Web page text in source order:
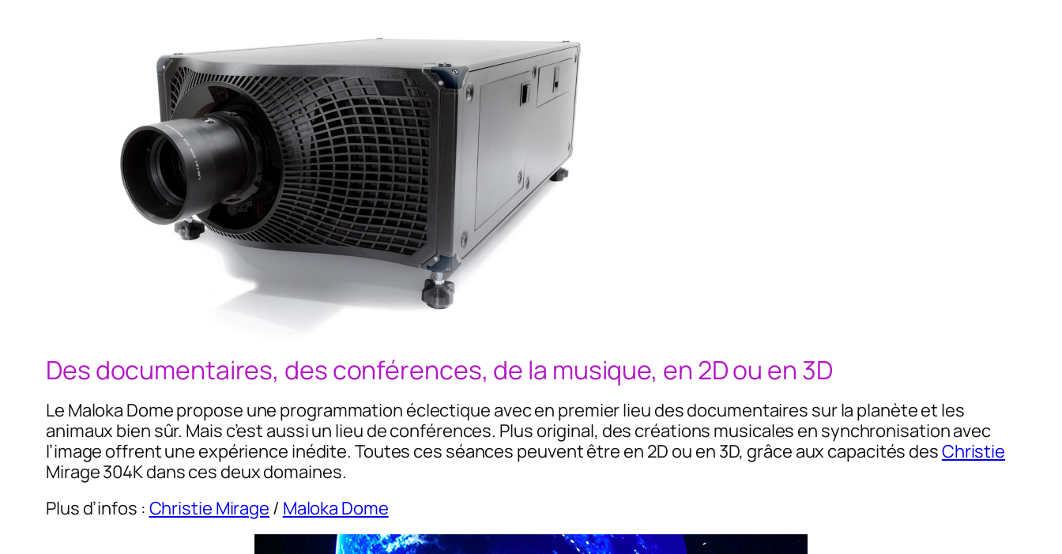
Des documentaires, des conférences, de la musique, en 2D ou en 3D
Le Maloka Dome propose une programmation éclectique avec en premier lieu des documentaires sur la planète et les
animaux bien sûr. Mais c’est aussi un lieu de conférences. Plus original, des créations musicales en synchronisation avec
l’image offrent une expérience inédite. Toutes ces séances peuvent être en 2D ou en 3D, grâce aux capacités desChristie
Mirage 304K dans ces deux domaines.
Plus d’infos : Christie Mirage / Maloka Dome